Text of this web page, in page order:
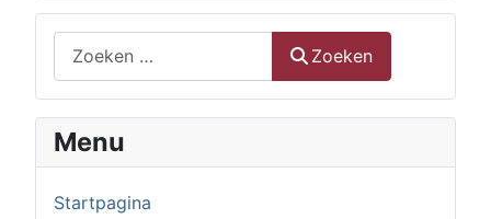
Zoeken
Menu
Startpagina